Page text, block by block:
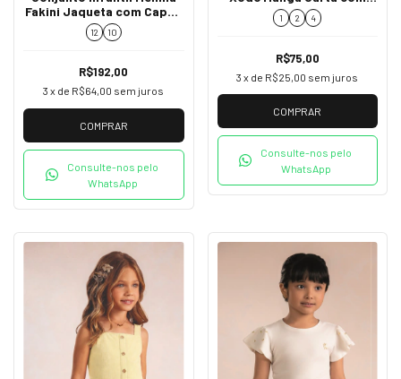
Fakini Jaqueta com Capuz
e Legging 252002
12 10
R$192,00
3 x de R$64,00 sem juros
COMPRAR
Consulte-nos pelo
WhatsApp
Gola Boneca K2650015
1 2 4
R$75,00
3 x de R$25,00 sem juros
COMPRAR
Consulte-nos pelo
WhatsApp